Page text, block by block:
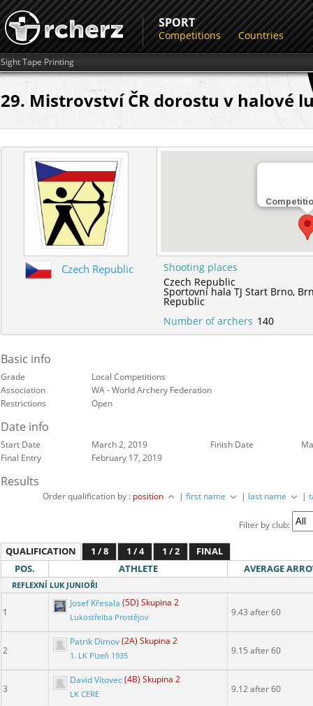
SPORT
Competitions Countries
Sight Tape Printing
29. Mistrovství ČR dorostu v halové
Czech Republic
Shooting places
Czech Republic
Sportovní hala TJ Start Brno,
Republic
Number of archers 140
Basic info
Grade
Local Competitions
Association
WA - World Archery Federation
Restrictions
Open
Date info
Start Date March 2, 2019 Finish Date
Final Entry
February 17, 2019
Results
Order qualification by : position |first name | last name |
Filter by club:
QUALIFICATION 1 / 8 1 / 4 1 / 2
FINAL
POS.
ATHLETE AVERAGE
REFLEXNÍ LUK JUNIOŘI
1
Josef Křesala (5D) Skupina 2
Lukostřelba Prostějov 9.43 after 60
2
Patrik Dimov(2A) Skupina 2
1. LK Plzeň 1935 9.15 after 60
3
David Vítovec(4B) Skupina 2
LK CERE 9.12 after 60